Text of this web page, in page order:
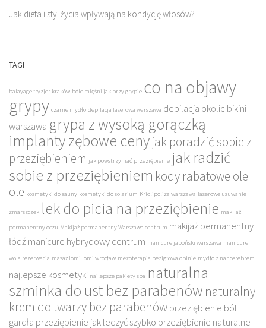
Jak dieta i styl życia wpływają na kondycję włosów?
TAGI
balayage fryzjer kraków bóle mięśni jak przy grypie co na objawy
grypy czarne mydło depilacja laserowa warszawa depilacja okolic bikini
warszawa grypa z wysoką gorączką
implanty zębowe cenyjak poradzić sobie z
przeziębieniem jak powstrzymać przeziębienie jak radzić
sobie z przeziębieniem kody rabatowe ole
ole kosmetyki do sauny kosmetyki do solarium Kriolipoliza warszawa laserowe usuwanie
zmarszczek lek do picia na przeziębienie makijaż
permanentny oczu Makijaż permanentny Warszawa centrum makijaż permanentny
łódź manicure hybrydowy centrum manicure japoński warszawa manicure
wola rezerwacja masaż lomi lomi wrocław mezoterapia bezigłowa opinie mydło z nanosrebrem
najlepsze kosmetyki najlepsze pakiety spa naturalna
szminka do ust bez parabenów naturalny
krem do twarzy bez parabenówprzeziębienie ból
gardła przeziębienie jak leczyć szybko przeziębienie naturalne